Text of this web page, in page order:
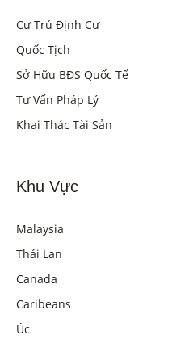
Cư Trú Định Cư
Quốc Tịch
Sở Hữu BĐS Quốc Tế
Tư Vấn Pháp Lý
Khai Thác Tài Sản
Khu Vực
Malaysia
Thái Lan
Canada
Caribeans
Úc